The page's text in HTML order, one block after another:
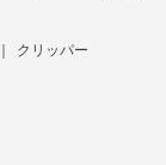
クリッパー